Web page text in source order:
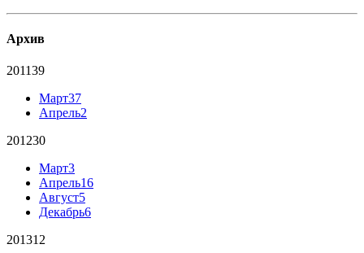
Архив
201139
Март37
Апрель2
201230
Март3
Апрель16
Август5
Декабрь6
201312